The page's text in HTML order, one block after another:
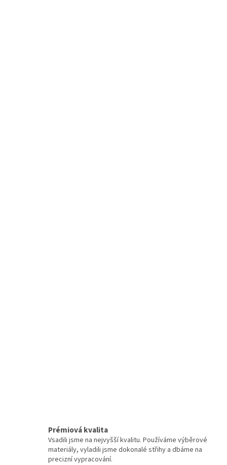
Prémiová kvalita
Vsadili jsme na nejvyšší kvalitu. Používáme výběrové
materiály, vyladili jsme dokonalé střihy a dbáme na
precizní vypracování.